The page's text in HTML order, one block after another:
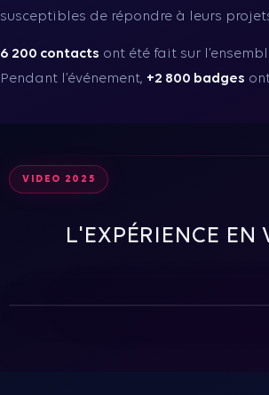
susceptibles de répondre à leurs
6 200 contacts ont été fait sur
Pendant l’événement, +2 800 badges
VIDEO 2025
L'EXPÉRIENCE EN